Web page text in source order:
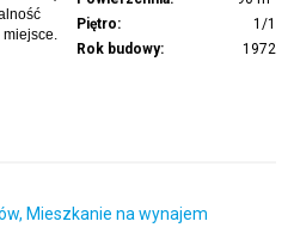
miejsce.
Piętro:
1/1
Rok budowy:
1972